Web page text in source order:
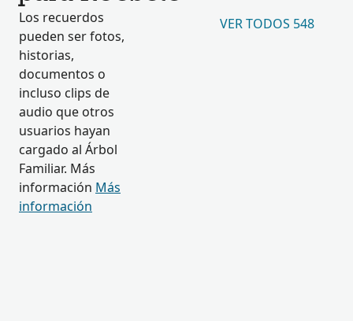
Los recuerdos
pueden ser fotos,
historias,
documentos o
incluso clips de
audio que otros
usuarios hayan
cargado al Árbol
Familiar. Más
información Más
información
VER TODOS 548